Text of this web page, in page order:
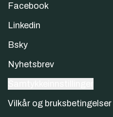
Facebook
Linkedin
Bsky
Nyhetsbrev
Vilkår og bruksbetingelser